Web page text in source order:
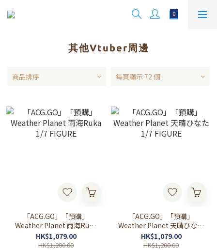
其他Vtuber周邊
商品排序 每頁顯示 72 個
「ACG.GO」「預購」
Weather Planet 雨海Ruka
1/7 FIGURE
HK$1,079.00
HK$1,200.00
「ACG.GO」「預購」
Weather Planet 天晴ひなた
1/7 FIGURE
HK$1,079.00
HK$1,200.00